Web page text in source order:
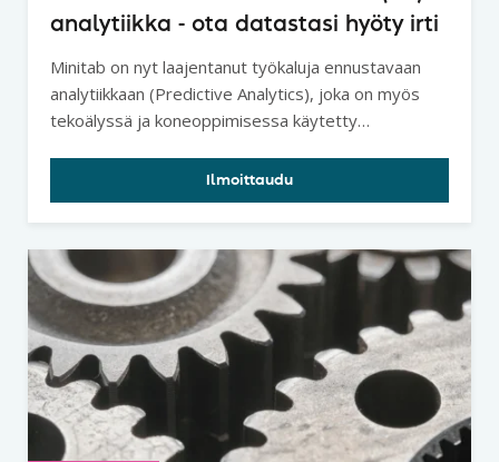
analytiikka - ota datastasi hyöty irti
Minitab on nyt laajentanut työkaluja ennustavaan
analytiikkaan (Predictive Analytics), joka on myös
tekoälyssä ja koneoppimisessa käytetty
Ilmoittaudu